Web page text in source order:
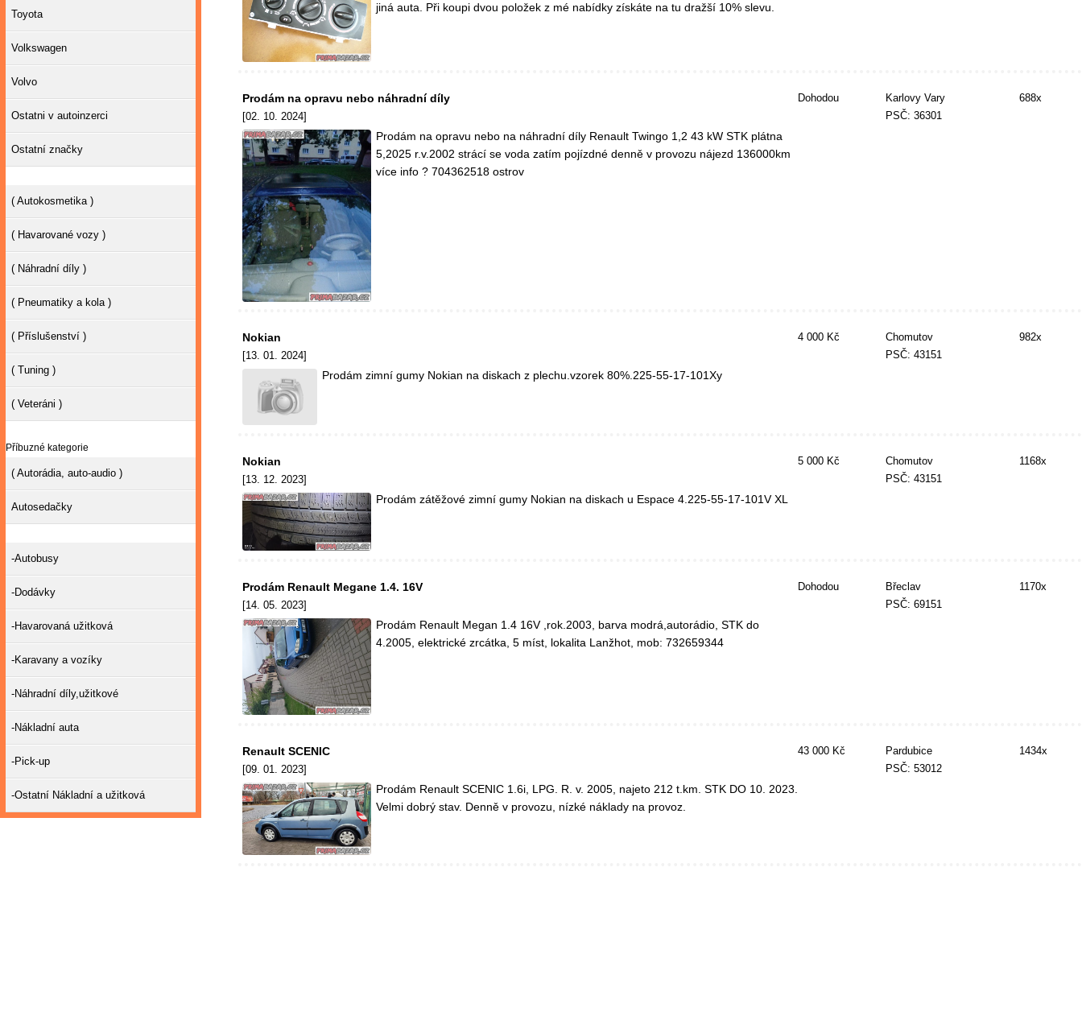
jiná auta. Při koupi dvou položek z mé nabídky získáte na tu dražší 10% slevu.
Prodám na opravu nebo náhradní díly
[02. 10. 2024]
Prodám na opravu nebo na náhradní díly Renault Twingo 1,2 43 kW STK plátna
5,2025 r.v.2002 strácí se voda zatím pojízdné denně v provozu nájezd 136000km
více info ? 704362518 ostrov
Dohodou
Karlovy Vary
PSČ: 36301
688x
Nokian
[13. 01. 2024]
Prodám zimní gumy Nokian na diskach z plechu.vzorek 80%.225-55-17-101Xy
4 000 Kč
Chomutov
PSČ: 43151
982x
Nokian
[13. 12. 2023]
Prodám zátěžové zimní gumy Nokian na diskach u Espace 4.225-55-17-101V XL
5 000 Kč
Chomutov
PSČ: 43151
1168x
Prodám Renault Megane 1.4. 16V
[14. 05. 2023]
Prodám Renault Megan 1.4 16V ,rok.2003, barva modrá,autorádio, STK do
4.2005, elektrické zrcátka, 5 míst, lokalita Lanžhot, mob: 732659344
Dohodou
Břeclav
PSČ: 69151
1170x
Renault SCENIC
[09. 01. 2023]
Prodám Renault SCENIC 1.6i, LPG. R. v. 2005, najeto 212 t.km. STK DO 10. 2023.
Velmi dobrý stav. Denně v provozu, nízké náklady na provoz.
43 000 Kč
Pardubice
PSČ: 53012
1434x
Toyota
Volkswagen
Volvo
Ostatni v autoinzerci
Ostatní značky
( Autokosmetika )
( Havarované vozy )
( Náhradní díly )
( Pneumatiky a kola )
( Příslušenství )
( Tuning )
( Veteráni )
Příbuzné kategorie
( Autorádia, auto-audio )
Autosedačky
-Autobusy
-Dodávky
-Havarovaná užitková
-Karavany a vozíky
-Náhradní díly,užitkové
-Nákladní auta
-Pick-up
-Ostatní Nákladní a užitková